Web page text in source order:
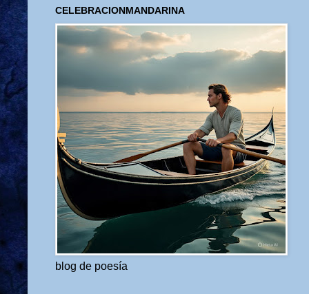
CELEBRACIONMANDARINA
blog de poesía